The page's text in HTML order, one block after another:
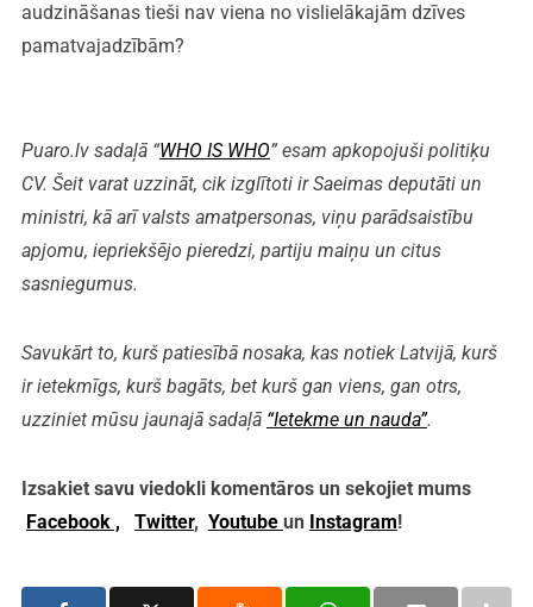
audzināšanas tieši nav viena no vislielākajām dzīves
pamatvajadzībām?
Puaro.lv sadaļā “WHO IS WHO” esam apkopojuši politiķu
CV. Šeit varat uzzināt, cik izglītoti ir Saeimas deputāti un
ministri, kā arī valsts amatpersonas, viņu parādsaistību
apjomu, iepriekšējo pieredzi, partiju maiņu un citus
sasniegumus.
Savukārt to, kurš patiesībā nosaka, kas notiek Latvijā, kurš
ir ietekmīgs, kurš bagāts, bet kurš gan viens, gan otrs,
uzziniet mūsu jaunajā sadaļā “Ietekme un nauda”.
Izsakiet savu viedokli komentāros un sekojiet mums
Facebook ,
Twitter, Youtube un Instagram!